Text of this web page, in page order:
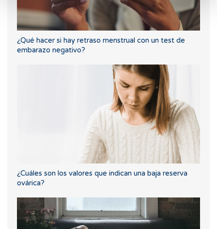
¿Qué hacer si hay retraso menstrual con un test de
embarazo negativo?
¿Cuáles son los valores que indican una baja reserva
ovárica?